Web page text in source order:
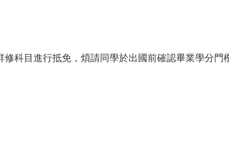
科目進行抵免，煩請同學於出國前確認畢業學分門